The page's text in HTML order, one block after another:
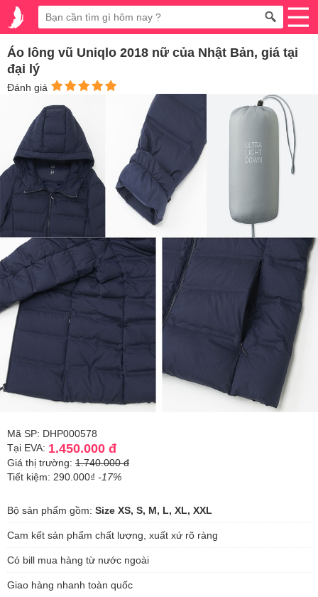
Áo lông vũ Uniqlo 2018 nữ của Nhật Bản, giá tại
đại lý
Đánh giá
Mã SP: DHP000578
Tại EVA: 1.450.000 đ
Giá thị trường: 1.740.000 đ
Tiết kiệm: 290.000₫ -17%
Bộ sản phẩm gồm: Size XS, S, M, L, XL, XXL
Cam kết sản phẩm chất lượng, xuất xứ rõ ràng
Có bill mua hàng từ nước ngoài
Giao hàng nhanh toàn quốc